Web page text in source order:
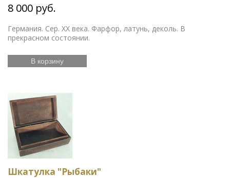
8 000 руб.
Германия. Сер. ХХ века. Фарфор, латунь, деколь. В
прекрасном состоянии.
В корзину
Шкатулка "Рыбаки"